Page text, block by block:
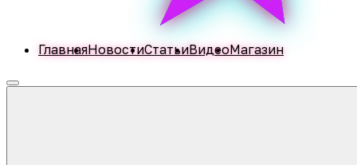
ГлавнаяНовостиСтатьиВидеоМагазин